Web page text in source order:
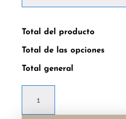
Total del producto
Total de las opciones
Total general